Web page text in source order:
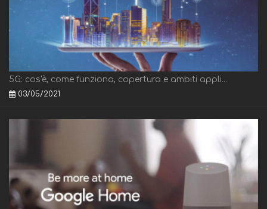
5G: cos'è, come funziona, copertura e ambiti appli...
03/05/2021